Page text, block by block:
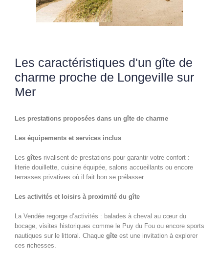
Les caractéristiques d'un gîte de
charme proche de Longeville sur
Mer
Les prestations proposées dans un gîte de charme
Les équipements et services inclus
Les gîtes rivalisent de prestations pour garantir votre confort :
literie douillette, cuisine équipée, salons accueillants ou encore
terrasses privatives où il fait bon se prélasser.
Les activités et loisirs à proximité du gîte
La Vendée regorge d’activités : balades à cheval au cœur du
bocage, visites historiques comme le Puy du Fou ou encore sports
nautiques sur le littoral. Chaque gîte est une invitation à explorer
ces richesses.